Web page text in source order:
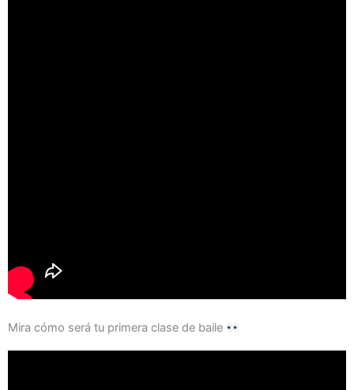
Mira cómo será tu primera clase de baile